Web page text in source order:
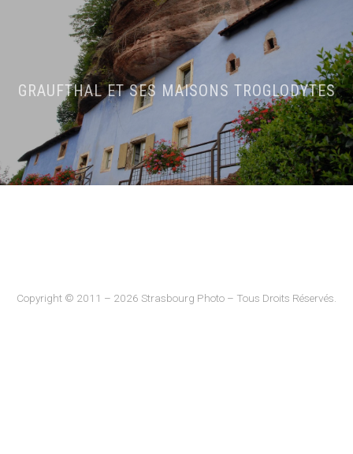
GRAUFTHAL ET SES MAISONS TROGLODYTES
Copyright © 2011 – 2026 Strasbourg Photo – Tous Droits Réservés.